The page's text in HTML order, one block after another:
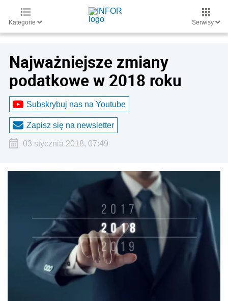
Kategorie Serwisy
Najważniejsze zmiany
podatkowe w 2018 roku
Subskrybuj nas na Youtube
Zapisz się na newsletter
03 stycznia 2018, 07:49